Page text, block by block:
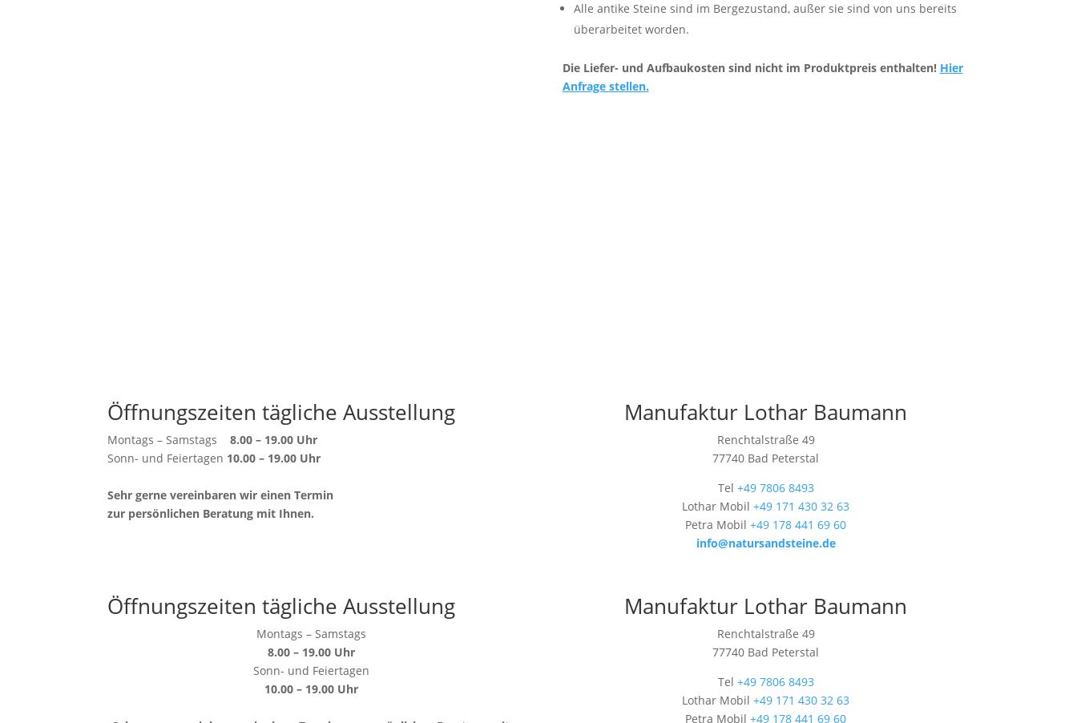
Alle antike Steine sind im Bergezustand, außer sie sind von uns bereits
überarbeitet worden.
Die Liefer- und Aufbaukosten sind nicht im Produktpreis enthalten! Hier
Anfrage stellen.
Öffnungszeiten tägliche Ausstellung
Montags – Samstags8.00 – 19.00 Uhr
Sonn- und Feiertagen 10.00 – 19.00 Uhr
Sehr gerne vereinbaren wir einen Termin
zur persönlichen Beratung mit Ihnen.
Manufaktur Lothar Baumann
Renchtalstraße 49
77740 Bad Peterstal
Tel +49 7806 8493
Lothar Mobil+49 171 430 32 63
Petra Mobil+49 178 441 69 60
info@natursandsteine.de
Öffnungszeiten tägliche Ausstellung
Montags – Samstags
8.00 – 19.00 Uhr
Sonn- und Feiertagen
10.00 – 19.00 Uhr
Manufaktur Lothar Baumann
Renchtalstraße 49
77740 Bad Peterstal
Tel +49 7806 8493
Lothar Mobil+49 171 430 32 63
Petra Mobil+49 178 441 69 60